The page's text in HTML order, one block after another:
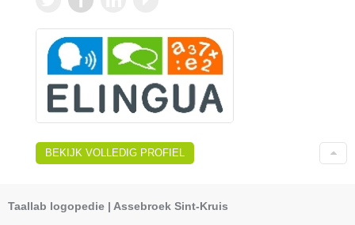
BEKIJK VOLLEDIG PROFIEL
Taallab logopedie | Assebroek Sint-Kruis